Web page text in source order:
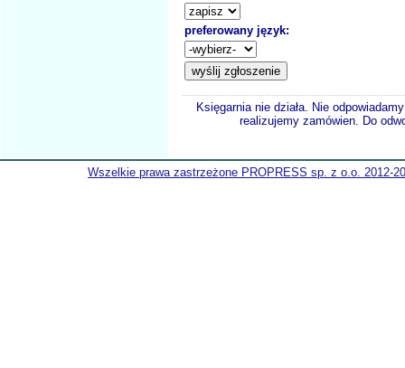
preferowany język:
Księgarnia nie działa. Nie
realizujemy zamówien. Do
Wszelkie prawa zastrzeżone PROPRESS sp. z o.o. 2012-